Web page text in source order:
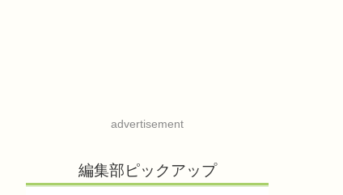
advertisement
編集部ピックアップ